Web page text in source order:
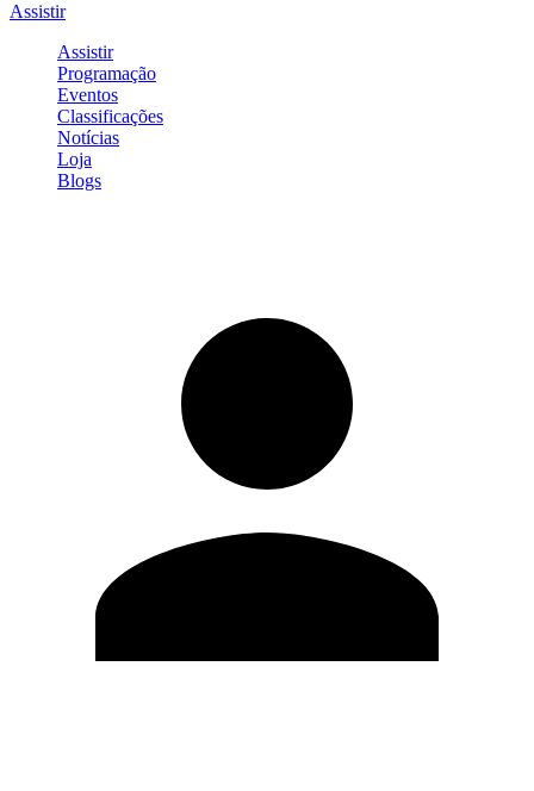
Assistir
Assistir
Programação
Eventos
Classificações
Notícias
Loja
Blogs